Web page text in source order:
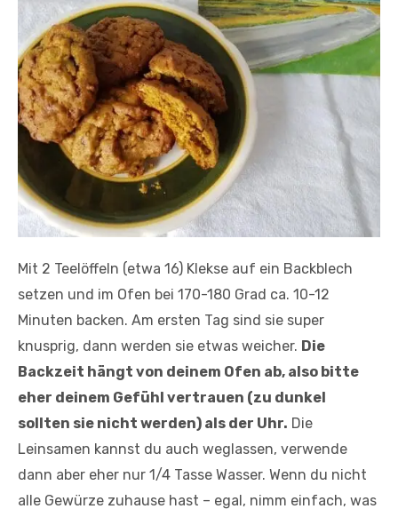
Mit 2 Teelöffeln (etwa 16) Klekse auf ein Backblech
setzen und im Ofen bei 170-180 Grad ca. 10-12
Minuten backen. Am ersten Tag sind sie super
knusprig, dann werden sie etwas weicher. Die
Backzeit hängt von deinem Ofen ab, also bitte
eher deinem Gefühl vertrauen (zu dunkel
sollten sie nicht werden) als der Uhr. Die
Leinsamen kannst du auch weglassen, verwende
dann aber eher nur 1/4 Tasse Wasser. Wenn du nicht
alle Gewürze zuhause hast – egal, nimm einfach, was